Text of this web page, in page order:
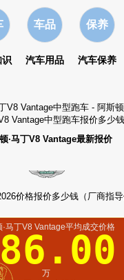
车品
汽车用品
保养
汽车保养
V8 Vantage中型跑车 - 阿斯
Vantage中型跑车报价多少钱
·马丁V8 Vantage最新报价
价格报价多少钱（厂商指
·马丁V8 Vantage平均成交价格
万